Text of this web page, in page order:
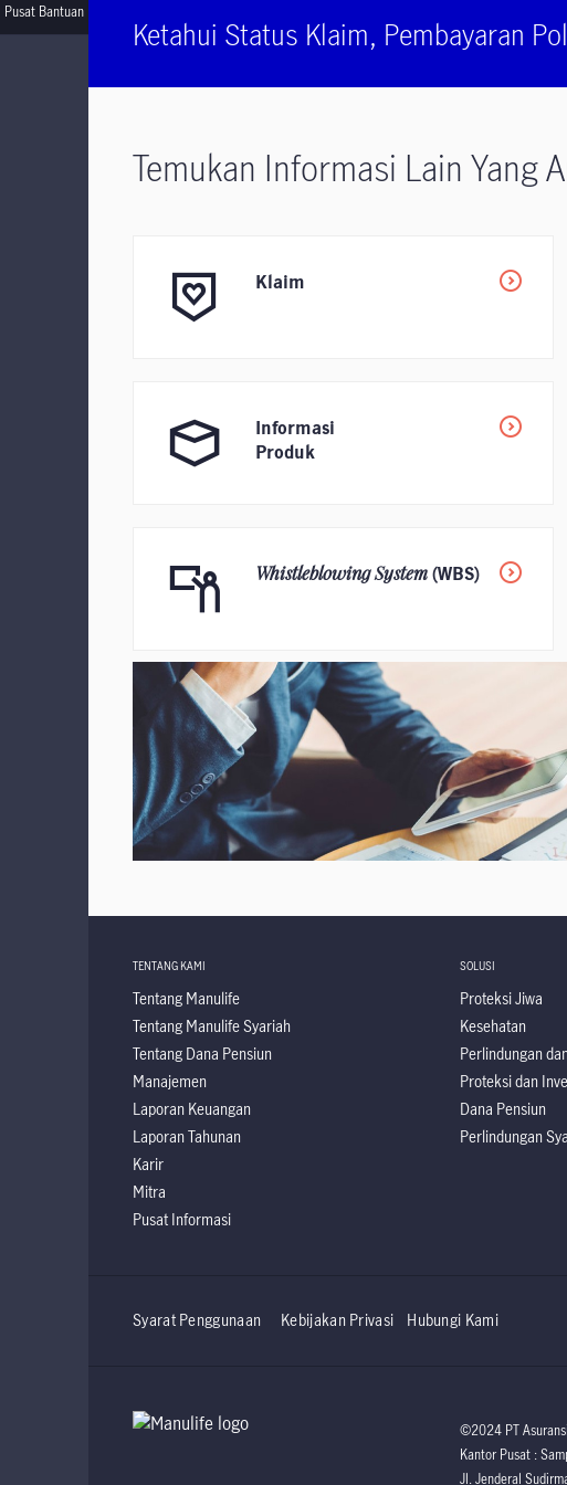
Pusat Bantuan
Ketahui Status Klaim, Pembayaran
Temukan Informasi Lain Yang
Klaim
Informasi
Produk
Whistleblowing System(WBS)
TENTANG KAMI
Tentang Manulife
Tentang Manulife Syariah
Tentang Dana Pensiun
Manajemen
Laporan Keuangan
Laporan Tahunan
Karir
Mitra
Pusat Informasi
SOLUSI
Proteksi Jiwa
Kesehatan
Perlindungan
Proteksi dan
Dana Pensiun
Perlindungan
Syarat Penggunaan Kebijakan Privasi Hubungi Kami
©2024 PT
Kantor Pusat :
Jl. Jenderal